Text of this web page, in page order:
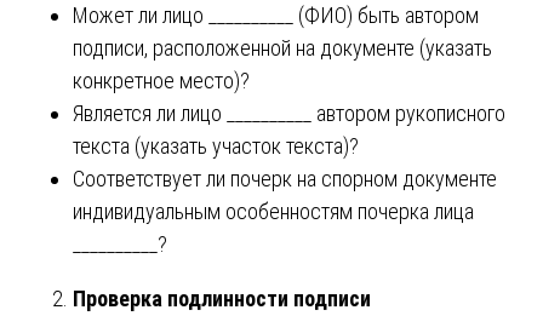
Может ли лицо __________ (ФИО) быть автором
подписи, расположенной на документе (указать
конкретное место)?
Является ли лицо __________ автором рукописного
текста (указать участок текста)?
Соответствует ли почерк на спорном документе
индивидуальным особенностям почерка лица
__________?
Проверка подлинности подписи